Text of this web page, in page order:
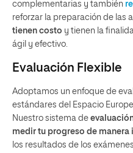
complementarias y también
reforzar la preparación de las
tienen costo y tienen la
ágil y efectivo.
Evaluación Flexible
Adoptamos un enfoque de
estándares del Espacio
Nuestro sistema de
medir tu progreso de manera
los resultados de los